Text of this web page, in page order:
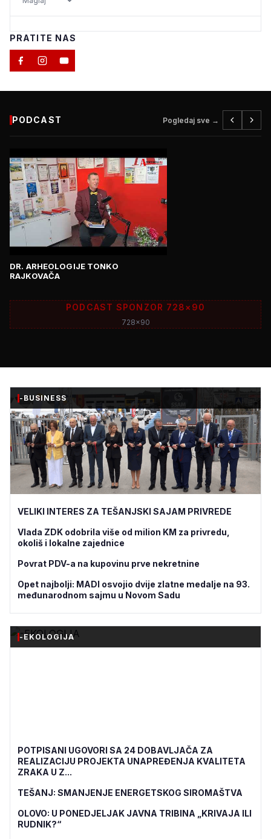
PRATITE NAS
PODCAST Pogledaj sve →
DR. ARHEOLOGIJE TONKO
RAJKOVAČA
PODCAST SPONZOR 728×90
728x90
-BUSINESS
VELIKI INTERES ZA TEŠANJSKI SAJAM PRIVREDE
Vlada ZDK odobrila više od milion KM za privredu,
okoliš i lokalne zajednice
Povrat PDV-a na kupovinu prve nekretnine
Opet najbolji: MADI osvojio dvije zlatne medalje na 93.
međunarodnom sajmu u Novom Sadu
-EKOLOGIJA
POTPISANI UGOVORI SA 24 DOBAVLJAČA ZA
REALIZACIJU PROJEKTA UNAPREĐENJA KVALITETA
ZRAKA U Z...
TEŠANJ: SMANJENJE ENERGETSKOG SIROMAŠTVA
OLOVO: U PONEDJELJAK JAVNA TRIBINA „KRIVAJA ILI
RUDNIK?“